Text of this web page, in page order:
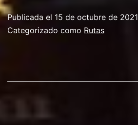
Publicada el 15 de octubre de 2021
Categorizado como Rutas